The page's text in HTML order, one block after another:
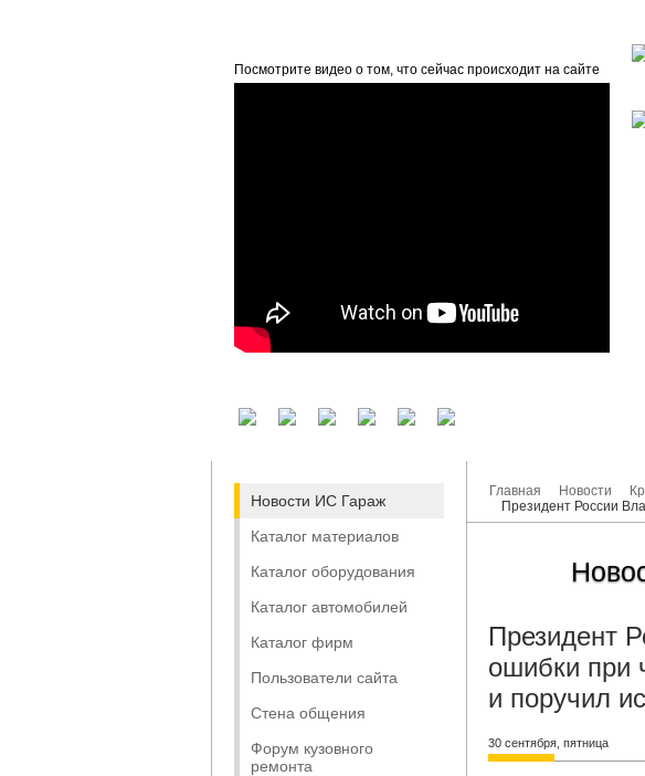
Посмотрите видео о том, что сейчас происходит на сайте
Новости ИС Гараж
Каталог материалов
Каталог оборудования
Каталог автомобилей
Каталог фирм
Пользователи сайта
Стена общения
Форум кузовного
ремонта
Главная Новости
Президент России
Президент
ошибки при
и поручил
30 сентября, пятница